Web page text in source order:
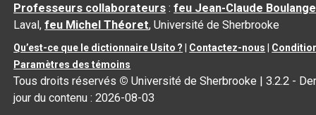
Professeurs collaborateurs :feu Jean-Claude
Laval,feu Michel Théoret, Université de Sherbrooke
Qu’est-ce que le dictionnaire Usito ? Contactez-nous
Paramètres des témoins
Tous droits réservés © Université de Sherbrooke |3.2.2 -
jour du contenu :2026-08-03